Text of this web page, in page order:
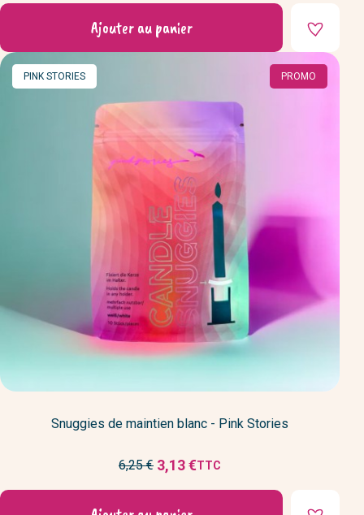
base
réduit
Ajouter au panier
MARQUE
PINK STORIES PROMO
Snuggies de maintien blanc - Pink Stories
Prix
base
6,25 €
Prix
réduit
3,13 €TTC